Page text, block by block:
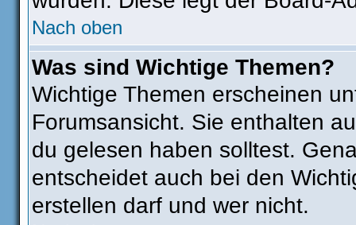
Nach oben
Was sind Wichtige Themen?
Wichtige Themen erscheinen
Forumsansicht. Sie enthalten
du gelesen haben solltest.
entscheidet auch bei den
erstellen darf und wer nicht.